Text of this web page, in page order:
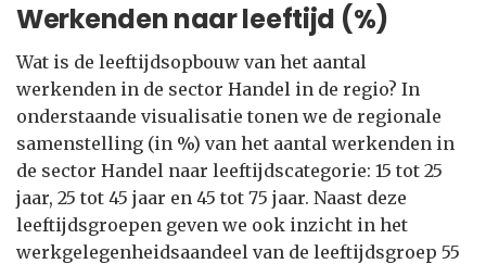
Werkenden naar leeftijd (%)
Wat is de leeftijdsopbouw van het aantal
werkenden in de sector Handel in de regio? In
onderstaande visualisatie tonen we de regionale
samenstelling (in %) van het aantal werkenden in
de sector Handel naar leeftijdscategorie: 15 tot 25
jaar, 25 tot 45 jaar en 45 tot 75 jaar. Naast deze
leeftijdsgroepen geven we ook inzicht in het
werkgelegenheidsaandeel van de leeftijdsgroep 55